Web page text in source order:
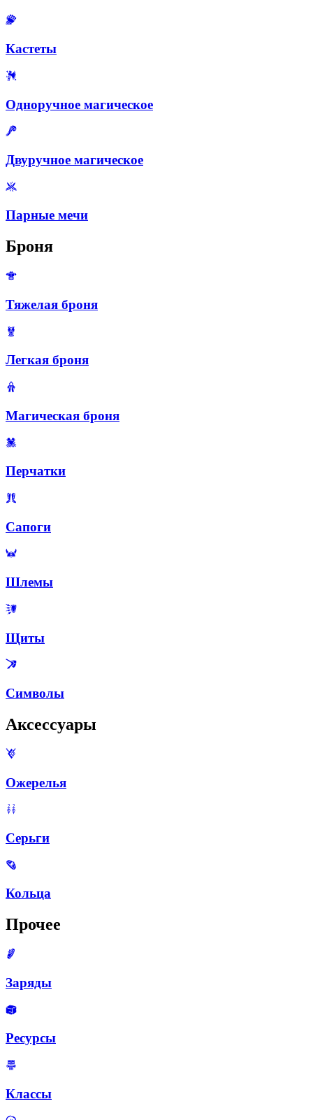
Кастеты
Одноручное магическое
Двуручное магическое
Парные мечи
Броня
Тяжелая броня
Легкая броня
Магическая броня
Перчатки
Сапоги
Шлемы
Щиты
Символы
Аксессуары
Ожерелья
Серьги
Кольца
Прочее
Заряды
Ресурсы
Классы